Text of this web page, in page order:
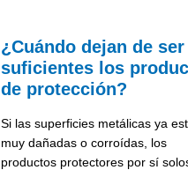
¿Cuándo dejan de ser
suficientes los
de protección?
Si las superficies metálicas ya
muy dañadas o corroídas, los
productos protectores por sí